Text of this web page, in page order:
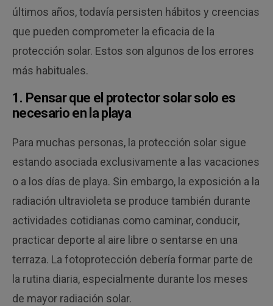
últimos años, todavía persisten hábitos y creencias
que pueden comprometer la eficacia de la
protección solar. Estos son algunos de los errores
más habituales.
1. Pensar que el protector solar solo es
necesario en la playa
Para muchas personas, la protección solar sigue
estando asociada exclusivamente a las vacaciones
o a los días de playa. Sin embargo, la exposición a la
radiación ultravioleta se produce también durante
actividades cotidianas como caminar, conducir,
practicar deporte al aire libre o sentarse en una
terraza. La fotoprotección debería formar parte de
la rutina diaria, especialmente durante los meses
de mayor radiación solar.